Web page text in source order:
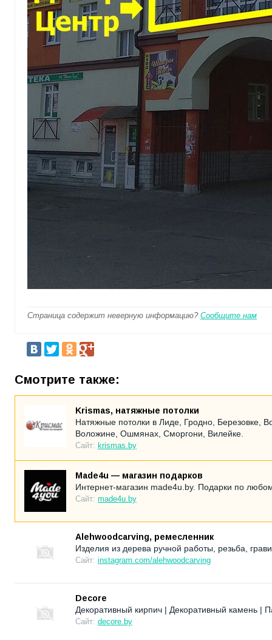
Страница содержит неверную информацию? Сообщите нам
Смотрите также:
Krismas, натяжные потолки
Натяжные потолки в Лиде, Гродно, Березовке,
Воложине, Ошмянах, Сморгони, Вилейке.
Сайт: krismas.by
Made4u — магазин подарков
Интернет-магазин made4u.by. Подарки по
Сайт: made4u.by
Alehwoodcarving, ремесленник
Изделия из дерева ручной работы, резьба,
Сайт: instagram.com/alehwoodcarving
Decore
Декоративный кирпич | Декоративный камень |
Сайт: decore.by